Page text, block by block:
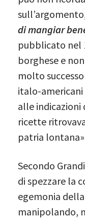
di mangiar
pubblicato nel
borghese e
molto
italo-
alle
ricette
patria
Secondo
di spezzare la
egemonia
manipolando,